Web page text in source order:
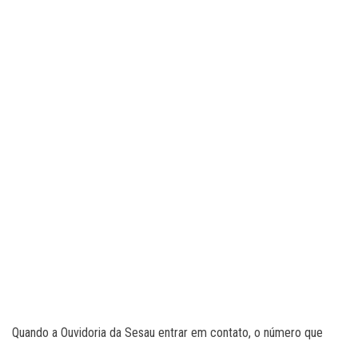
Quando a Ouvidoria da Sesau entrar em contato, o número que